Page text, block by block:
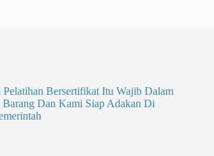
Pelatihan Bersertifikat Itu Wajib Dalam
Barang Dan Kami Siap Adakan Di